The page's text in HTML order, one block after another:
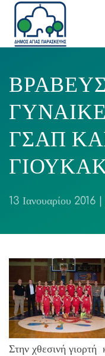
ΓΣΑΠ
13 Ιανουαρίου 2016
Στην χθεσινή γιορτή